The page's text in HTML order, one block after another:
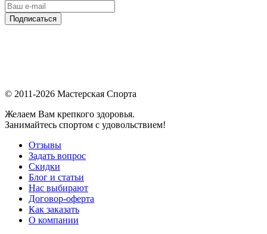
Подписаться
© 2011-2026 Мастерская Спорта
Желаем Вам крепкого здоровья.
Занимайтесь спортом с удовольствием!
Отзывы
Задать вопрос
Скидки
Блог и статьи
Нас выбирают
Договор-оферта
Как заказать
О компании